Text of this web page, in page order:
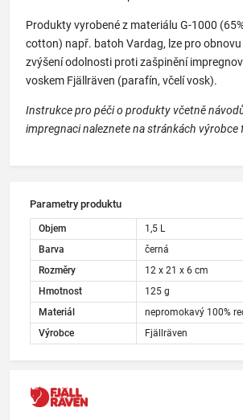
Produkty vyrobené z materiálu G-1000
cotton) např. batoh Vardag, lze pro
zvýšení odolnosti proti zašpinění
voskem Fjällräven (parafín, včelí vosk).
Instrukce pro péči o produkty včetně
impregnaci naleznete na stránkách výrobce
Parametry produktu
Objem
1,5 L
Barva
černá
Rozměry
12 x 21 x 6 cm
Hmotnost
125 g
Materiál
nepromokavý 100%
Výrobce
Fjällräven